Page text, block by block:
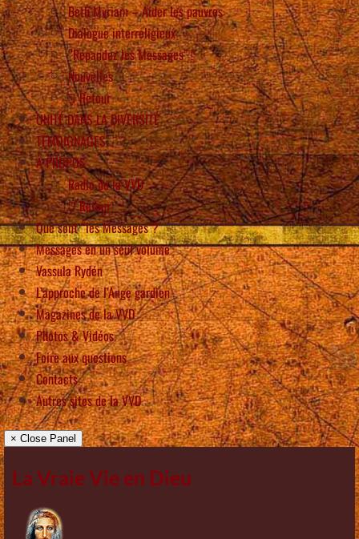
Beth Myriam – Aider les pauvres
Dialogue interreligieux
“Répandez les Messages” !
Nouvelles
Retour
UNITÉ DANS LA DIVERSITÉ
TÉMOIGNAGES
À PROPOS
Radio de la VVD
Retour
Que sont “les Messages”?
Messages en un seul volume
Vassula Rydén
L’approche de l’Ange gardien
Magazines de la VVD
Photos & Vidéos
Foire aux questions
Contacts
Autres sites de la VVD
× Close Panel
La Vraie Vie en Dieu